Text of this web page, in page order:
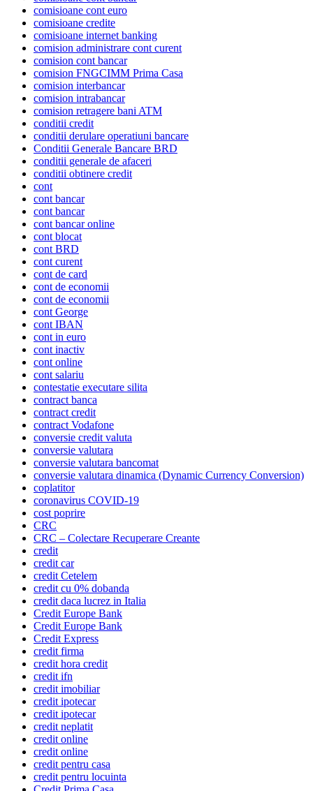
comisioane cont euro
comisioane credite
comisioane internet banking
comision administrare cont curent
comision cont bancar
comision FNGCIMM Prima Casa
comision interbancar
comision intrabancar
comision retragere bani ATM
conditii credit
conditii derulare operatiuni bancare
Conditii Generale Bancare BRD
conditii generale de afaceri
conditii obtinere credit
cont
cont bancar
cont bancar
cont bancar online
cont blocat
cont BRD
cont curent
cont de card
cont de economii
cont de economii
cont George
cont IBAN
cont in euro
cont inactiv
cont online
cont salariu
contestatie executare silita
contract banca
contract credit
contract Vodafone
conversie credit valuta
conversie valutara
conversie valutara bancomat
conversie valutara dinamica (Dynamic Currency Conversion)
coplatitor
coronavirus COVID-19
cost poprire
CRC
CRC – Colectare Recuperare Creante
credit
credit car
credit Cetelem
credit cu 0% dobanda
credit daca lucrez in Italia
Credit Europe Bank
Credit Europe Bank
Credit Express
credit firma
credit hora credit
credit ifn
credit imobiliar
credit ipotecar
credit ipotecar
credit neplatit
credit online
credit online
credit pentru casa
credit pentru locuinta